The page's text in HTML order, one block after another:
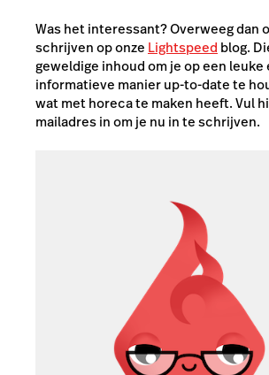
Was het interessant? Overweeg dan
schrijven op onze Lightspeed blog.
geweldige inhoud om je op een leuke
informatieve manier up-to-date te
wat met horeca te maken heeft. Vul
mailadres in om je nu in te schrijven.